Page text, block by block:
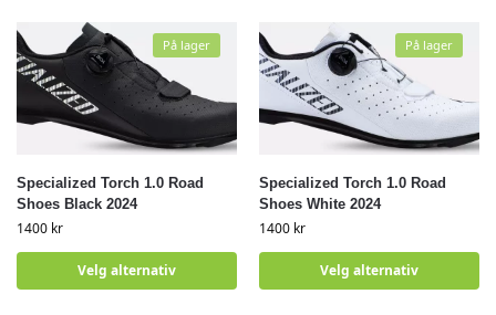
Specialized Torch 1.0 Road
Shoes Black 2024
1400 kr
Velg alternativ
På lager
Specialized Torch 1.0 Road
Shoes White 2024
1400 kr
Velg alternativ
På lager